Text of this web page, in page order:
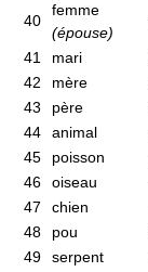
40
femme
(épouse)
41 mari
42
mère
43
père
44
animal
45
poisson
46
oiseau
47
chien
48
pou
49
serpent